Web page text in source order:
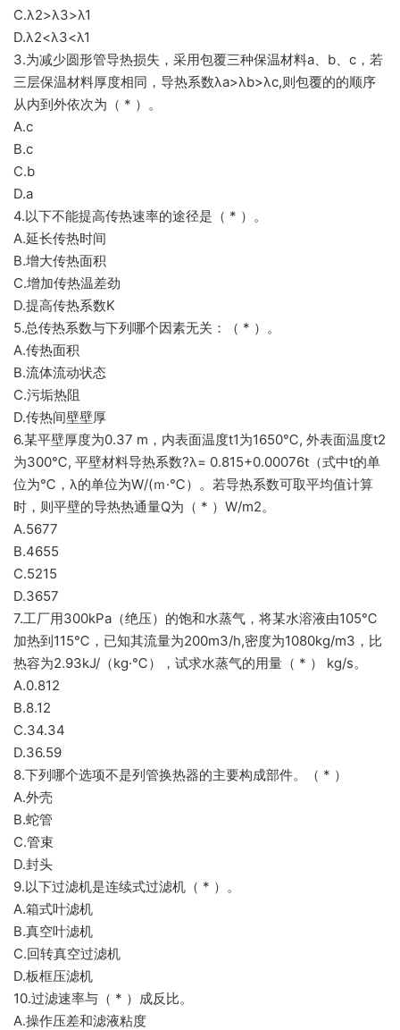
C.λ2>λ3>λ1
D.λ2<λ3<λ1
3.为减少圆形管导热损失，采用包覆三种保温材料a、b、c，若
三层保温材料厚度相同，导热系数λa>λb>λc,则包覆的的顺序
从内到外依次为（ * ）。
A.c
B.c
C.b
D.a
4.以下不能提高传热速率的途径是（ * ）。
A.延长传热时间
B.增大传热面积
C.增加传热温差劲
D.提高传热系数K
5.总传热系数与下列哪个因素无关：（ * ）。
A.传热面积
B.流体流动状态
C.污垢热阻
D.传热间壁壁厚
6.某平壁厚度为0.37 m，内表面温度t1为1650℃, 外表面温度t2
为300℃, 平壁材料导热系数?λ= 0.815+0.00076t（式中t的单
位为℃，λ的单位为W/(ｍ·℃）。若导热系数可取平均值计算
时，则平壁的导热热通量Q为（ * ）W/m2。
A.5677
B.4655
C.5215
D.3657
7.工厂用300kPa（绝压）的饱和水蒸气，将某水溶液由105℃
加热到115℃，已知其流量为200m3/h,密度为1080kg/m3，比
热容为2.93kJ/（kg·℃），试求水蒸气的用量（ * ） kg/s。
A.0.812
B.8.12
C.34.34
D.36.59
8.下列哪个选项不是列管换热器的主要构成部件。（ * ）
A.外壳
B.蛇管
C.管束
D.封头
9.以下过滤机是连续式过滤机（ * ）。
A.箱式叶滤机
B.真空叶滤机
C.回转真空过滤机
D.板框压滤机
10.过滤速率与（ * ）成反比。
A.操作压差和滤液粘度